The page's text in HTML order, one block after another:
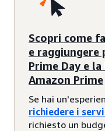
Scopri come
e
Prime Day e
Amazon Prime
Se hai
richiedere i
richiesto un